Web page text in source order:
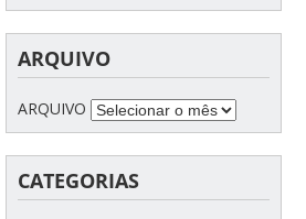
ARQUIVO
ARQUIVO
CATEGORIAS